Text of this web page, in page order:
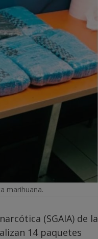
marihuana.
(SGAIA) de la
14 paquetes